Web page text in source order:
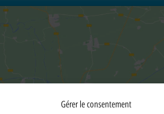
Gérer le consentement
Cliquez pour accepter les cookies marketing et activer ce